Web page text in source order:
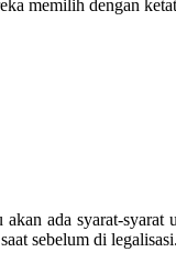
memilih dengan
ada syarat-
sebelum di legalisasi.